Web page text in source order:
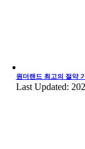
원더랜드 최고의 절약
Last Updated: